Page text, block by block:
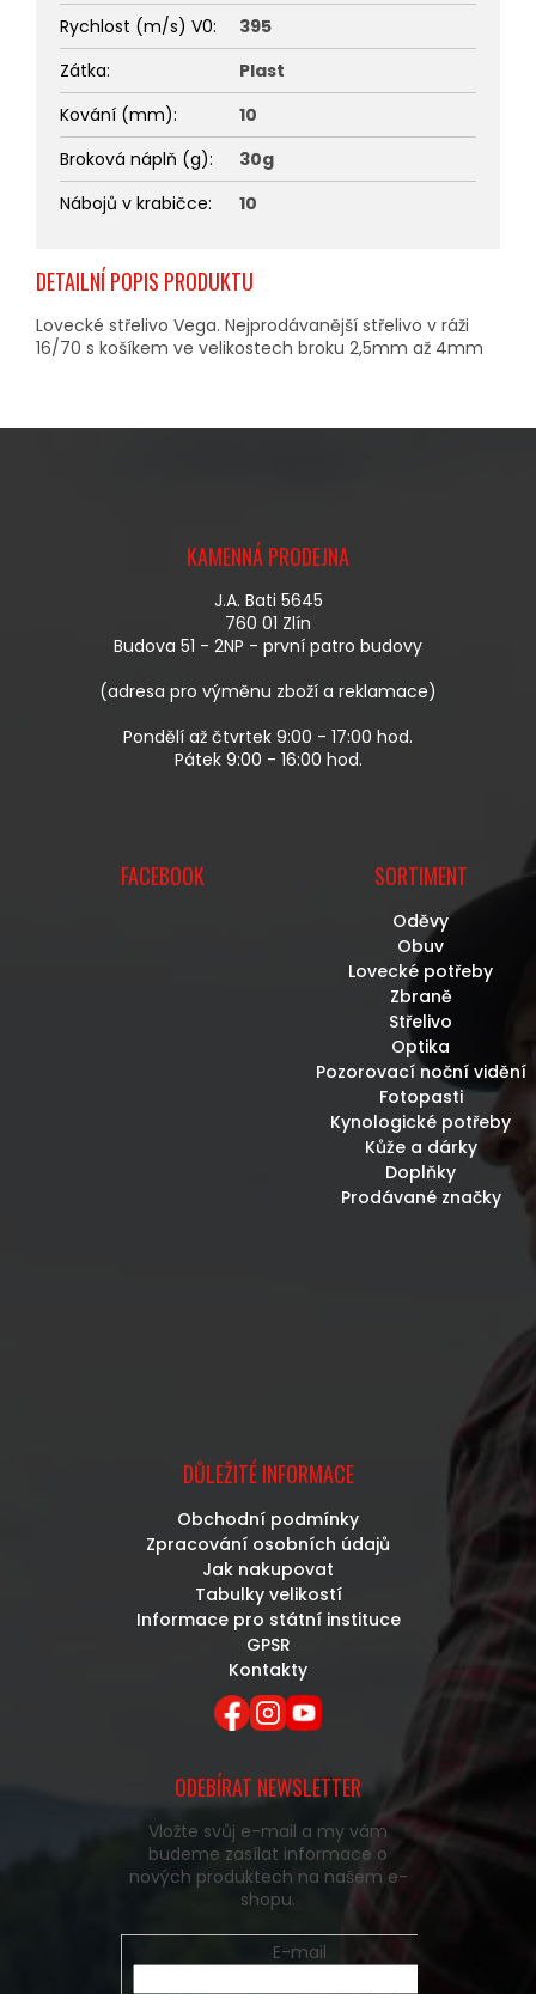
DETAILNÍ POPIS PRODUKTU
Lovecké střelivo Vega. Nejprodávanější střelivo v ráži
16/70 s košíkem ve velikostech broku 2,5mm až 4mm
Rychlost (m/s) V0:
395
Zátka:
Plast
Kování (mm):
10
Broková náplň (g):
30g
Nábojů v krabičce: 10
KAMENNÁ PRODEJNA
J.A. Bati 5645
760 01 Zlín
Budova 51 - 2NP - první patro budovy
(adresa pro výměnu zboží a reklamace)
Pondělí až čtvrtek 9:00 - 17:00 hod.
Pátek 9:00 - 16:00 hod.
FACEBOOK SORTIMENT
Oděvy
Obuv
Lovecké potřeby
Zbraně
Střelivo
Optika
Pozorovací noční vidění
Fotopasti
Kynologické potřeby
Kůže a dárky
Doplňky
Prodávané značky
DŮLEŽITÉ INFORMACE
Obchodní podmínky
Zpracování osobních údajů
Jak nakupovat
Tabulky velikostí
Informace pro státní instituce
GPSR
Kontakty
ODEBÍRAT NEWSLETTER
Vložte svůj e-mail a my vám
budeme zasílat informace o
nových produktech na našem e-
shopu.
E-mail